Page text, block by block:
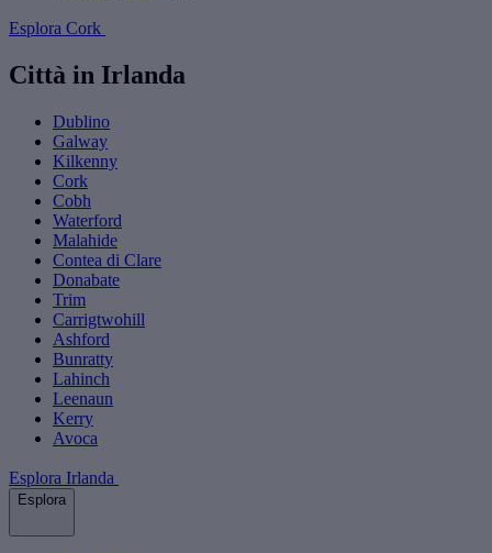
Esplora Cork
Città in Irlanda
Dublino
Galway
Kilkenny
Cork
Cobh
Waterford
Malahide
Contea di Clare
Donabate
Trim
Carrigtwohill
Ashford
Bunratty
Lahinch
Leenaun
Kerry
Avoca
Esplora Irlanda
Esplora